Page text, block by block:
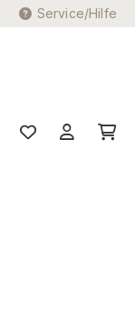
Service/Hilfe